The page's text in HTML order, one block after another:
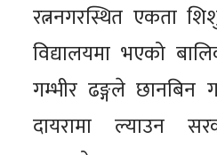
रत्ननगरस्थित एकता
विद्यालयमा भएको
गम्भीर ढङ्गले छानबिन
दायरामा ल्याउन